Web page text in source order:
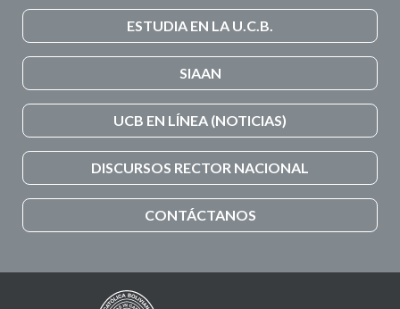
ESTUDIA EN LA U.C.B.
SIAAN
UCB EN LÍNEA (NOTICIAS)
DISCURSOS RECTOR NACIONAL
CONTÁCTANOS